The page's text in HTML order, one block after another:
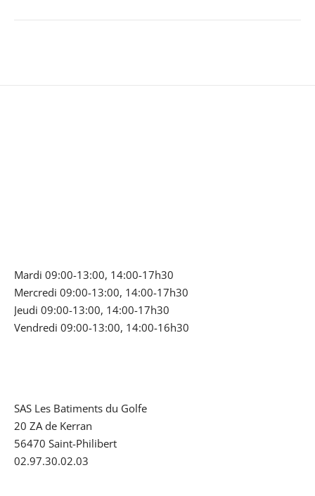
Mardi 09:00-13:00, 14:00-17h30
Mercredi 09:00-13:00, 14:00-17h30
Jeudi 09:00-13:00, 14:00-17h30
Vendredi 09:00-13:00, 14:00-16h30
SAS Les Batiments du Golfe
20 ZA de Kerran
56470 Saint-Philibert
02.97.30.02.03